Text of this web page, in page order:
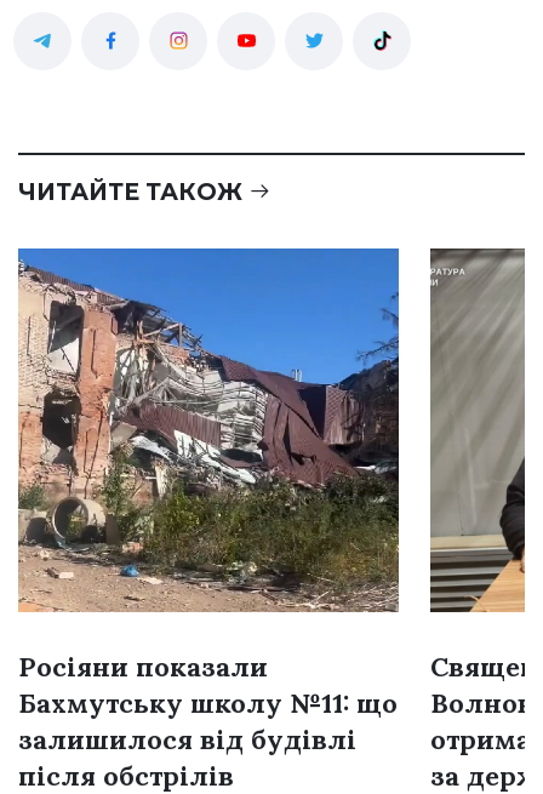
ЧИТАЙТЕ ТАКОЖ
Росіяни показали
Бахмутську школу №11: що
залишилося від будівлі
після обстрілів
за